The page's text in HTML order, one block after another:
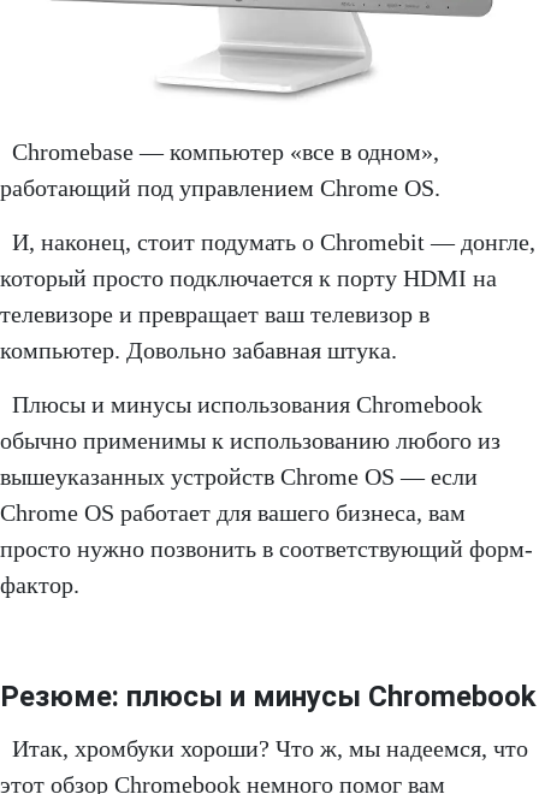
Chromebase — компьютер «все в одном»,
работающий под управлением Chrome OS.
И, наконец, стоит подумать о Chromebit — донгле,
который просто подключается к порту HDMI на
телевизоре и превращает ваш телевизор в
компьютер. Довольно забавная штука.
Плюсы и минусы использования Chromebook
обычно применимы к использованию любого из
вышеуказанных устройств Chrome OS — если
Chrome OS работает для вашего бизнеса, вам
просто нужно позвонить в соответствующий форм-
фактор.
Резюме: плюсы и минусы Chromebook
Итак, хромбуки хороши? Что ж, мы надеемся, что
этот обзор Chromebook немного помог вам